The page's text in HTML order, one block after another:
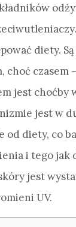
diety.
choć czasem
jest choćby
jest w
od diety, co
i tego jak
jest
UV.